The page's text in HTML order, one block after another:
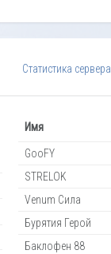
Статистика сервера
Имя
GooFY
STRELOK
Venum Сила
Бурятия Герой
Баклофен 88